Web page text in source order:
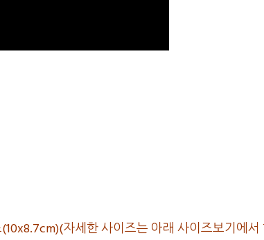
자세한 사이즈는 아래 사이즈보기에